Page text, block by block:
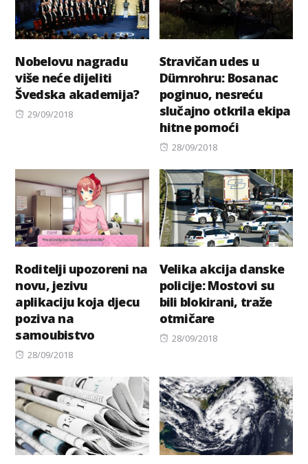
Nobelovu nagradu
više neće dijeliti
Švedska akademija?
Posted
29/09/2018
Stravičan udes u
Dürnrohru: Bosanac
poginuo, nesreću
slučajno otkrila ekipa
hitne pomoći
Posted
28/09/2018
Roditelji upozoreni na
novu, jezivu
aplikaciju koja djecu
poziva na
samoubistvo
Posted
28/09/2018
Velika akcija danske
policije: Mostovi su
bili blokirani, traže
otmičare
Posted
28/09/2018